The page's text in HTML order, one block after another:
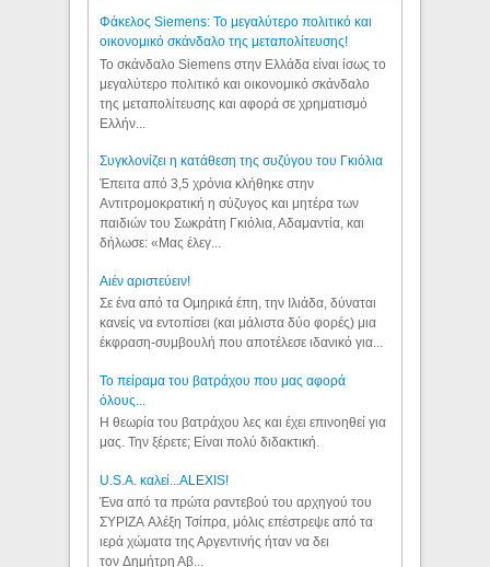
Φάκελος Siemens: Το μεγαλύτερο πολιτικό και
οικονομικό σκάνδαλο της μεταπολίτευσης!
Το σκάνδαλο Siemens στην Ελλάδα είναι ίσως το
μεγαλύτερο πολιτικό και οικονομικό σκάνδαλο
της μεταπολίτευσης και αφορά σε χρηματισμό
Ελλήν...
Συγκλονίζει η κατάθεση της συζύγου του Γκιόλια
Έπειτα από 3,5 χρόνια κλήθηκε στην
Αντιτρομοκρατική η σύζυγος και μητέρα των
παιδιών του Σωκράτη Γκιόλια, Αδαμαντία, και
δήλωσε: «Μας έλεγ...
Aιέν αριστεύειν!
Σε ένα από τα Ομηρικά έπη, την Ιλιάδα, δύναται
κανείς να εντοπίσει (και μάλιστα δύο φορές) μια
έκφραση-συμβουλή που αποτέλεσε ιδανικό για...
Το πείραμα του βατράχου που μας αφορά
όλους...
Η θεωρία του βατράχου λες και έχει επινοηθεί για
μας. Την ξέρετε; Είναι πολύ διδακτική.
U.S.A. καλεί...ALEXIS!
Ένα από τα πρώτα ραντεβού του αρχηγού του
ΣΥΡΙΖΑ Αλέξη Τσίπρα, μόλις επέστρεψε από τα
ιερά χώματα της Αργεντινής ήταν να δει
τον Δημήτρη Αβ...